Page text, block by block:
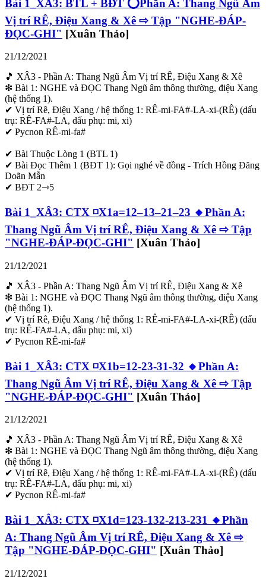
Bài 1_XÂ3: BTL + BĐT ⭕Phần A: Thang Ngũ Âm
Vị trí RÊ, Điệu Xang & Xê ⇨ Tập "NGHE-ĐÁP-
ĐỌC-GHI" [Xuân Thảo]
21/12/2021
🎵 XÂ3 - Phần A: Thang Ngũ Âm Vị trí RÊ, Điệu Xang & Xê
❇ Bài 1: NGHE và ĐỌC Thang Ngũ âm thông thường, điệu Xang
(hệ thống 1).
✔ Vị trí Rê, Điệu Xang / hệ thống 1: RÊ-mi-FA#-LA-xi-(RÊ) (dấu
trụ: RÊ-FA#-LA, dấu phụ: mi, xi)
✔ Pycnon RÊ-mi-fa#
✔ Bài Thuộc Lòng 1 (BTL 1)
✔ Bài Đọc Thêm 1 (BĐT 1): Gọi nghé về đồng - Trích Hồng Đăng
Doãn Mẫn
✔ BĐT 2⇾5
Bài 1_XÂ3: CTX ◽X1a=12–13–21–23 🔸Phần A:
Thang Ngũ Âm Vị trí RÊ, Điệu Xang & Xê ⇨ Tập
"NGHE-ĐÁP-ĐỌC-GHI" [Xuân Thảo]
21/12/2021
🎵 XÂ3 - Phần A: Thang Ngũ Âm Vị trí RÊ, Điệu Xang & Xê
❇ Bài 1: NGHE và ĐỌC Thang Ngũ âm thông thường, điệu Xang
(hệ thống 1).
✔ Vị trí Rê, Điệu Xang / hệ thống 1: RÊ-mi-FA#-LA-xi-(RÊ) (dấu
trụ: RÊ-FA#-LA, dấu phụ: mi, xi)
✔ Pycnon RÊ-mi-fa#
Bài 1_XÂ3: CTX ◽X1b=12-23-31-32 🔸Phần A:
Thang Ngũ Âm Vị trí RÊ, Điệu Xang & Xê ⇨ Tập
"NGHE-ĐÁP-ĐỌC-GHI" [Xuân Thảo]
21/12/2021
🎵 XÂ3 - Phần A: Thang Ngũ Âm Vị trí RÊ, Điệu Xang & Xê
❇ Bài 1: NGHE và ĐỌC Thang Ngũ âm thông thường, điệu Xang
(hệ thống 1).
✔ Vị trí Rê, Điệu Xang / hệ thống 1: RÊ-mi-FA#-LA-xi-(RÊ) (dấu
trụ: RÊ-FA#-LA, dấu phụ: mi, xi)
✔ Pycnon RÊ-mi-fa#
Bài 1_XÂ3: CTX ◽X1d=123-132-213-231 🔸Phần
A: Thang Ngũ Âm Vị trí RÊ, Điệu Xang & Xê ⇨
Tập "NGHE-ĐÁP-ĐỌC-GHI" [Xuân Thảo]
21/12/2021